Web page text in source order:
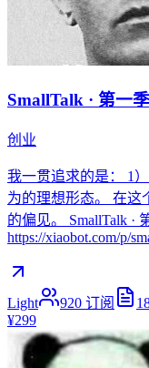
SmallTalk · 第一
创业
我一贯追求的是： 1
为的理想形态。 在这
的偏见。 SmallTalk ·
https://xiaobot.com/p/
Light 920 订阅
¥299